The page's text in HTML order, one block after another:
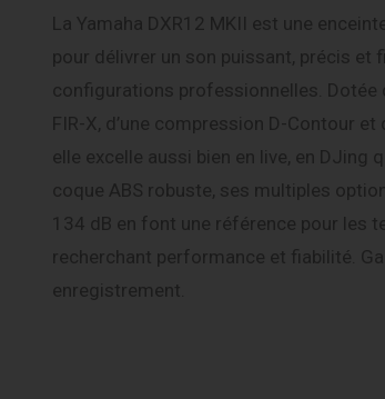
La Yamaha DXR12 MKII est une
pour délivrer un son puissant, précis et
configurations professionnelles. Dotée
FIR-X, d’une compression D-Contour et
elle excelle aussi bien en live, en DJing
coque ABS robuste, ses multiples
134 dB en font une référence pour les
recherchant performance et fiabilité.
enregistrement.